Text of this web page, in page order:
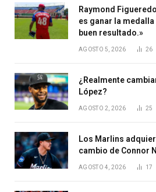
Raymond
es ganar la
buen resultado.»
AGOSTO 5, 2026 26
¿Realmente
López?
AGOSTO 2, 2026 25
Los Marlins
cambio de Connor
AGOSTO 4, 2026 17